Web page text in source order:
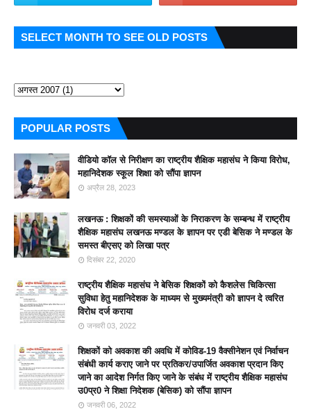
SELECT MONTH TO SEE OLD POSTS
POPULAR POSTS
वीडियो कॉल से निरीक्षण का राष्ट्रीय शैक्षिक महासंघ ने किया विरोध,
महानिदेशक स्कूल शिक्षा को सौंपा ज्ञापन
अप्रैल 28, 2023
लखनऊ : शिक्षकों की समस्याओं के निराकरण के सम्बन्ध में राष्ट्रीय
शैक्षिक महासंघ लखनऊ मण्डल के ज्ञापन पर एडी बेसिक ने मण्डल के
समस्त बीएसए को लिखा पत्र
दिसंबर 22, 2020
राष्ट्रीय शैक्षिक महासंघ ने बेसिक शिक्षकों को कैशलेस चिकित्सा
सुविधा हेतु महानिदेशक के माध्यम से मुख्यमंत्री को ज्ञापन दे त्वरित
विरोध दर्ज कराया
जनवरी 03, 2022
शिक्षकों को अवकाश की अवधि में कोविड-19 वैक्सीनेशन एवं निर्वाचन
संबंधी कार्य कराए जाने पर प्रतिकर/उपार्जित अवकाश प्रदान किए
जाने का आदेश निर्गत किए जाने के संबंध में राष्ट्रीय शैक्षिक महासंघ
उ0प्र0 ने शिक्षा निदेशक (बेसिक) को सौंपा ज्ञापन
जनवरी 06, 2022